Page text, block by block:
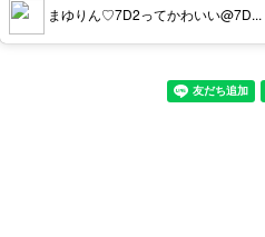
まゆりん♡7D2ってかわいい@7D...